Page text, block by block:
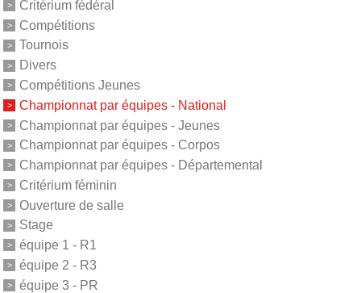
Critérium fédéral
Compétitions
Tournois
Divers
Compétitions Jeunes
Championnat par équipes - National
Championnat par équipes - Jeunes
Championnat par équipes - Corpos
Championnat par équipes - Départemental
Critérium féminin
Ouverture de salle
Stage
équipe 1 - R1
équipe 2 - R3
équipe 3 - PR